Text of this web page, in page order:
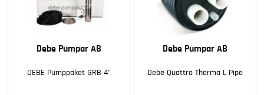
Debe Pumpar AB
DEBE Pumppaket GRB 4"
Debe Pumpar AB
Debe Quattro Therma L Pipe